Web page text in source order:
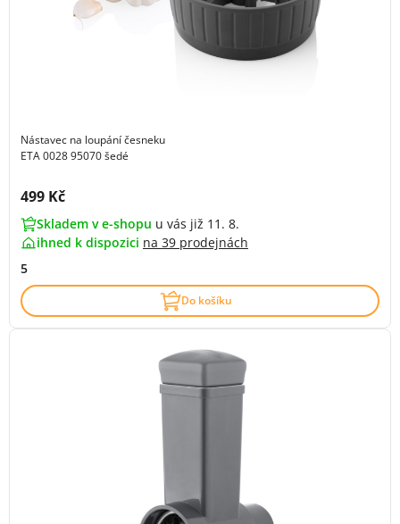
Nástavec na loupání česneku
ETA 0028 95070 šedé
Cena s DPH:
499 Kč
Skladem v e-shopu u vás již 11. 8.
ihned k dispozici na 39 prodejnách
5
Do košíku